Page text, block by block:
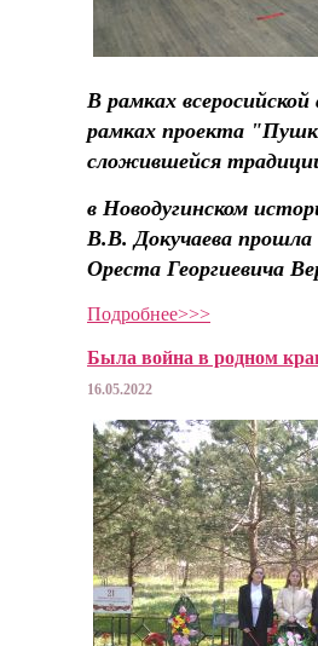
В рамках
рамках проекта
сложившейся
в Новодугинском
В.В. Докучаева
Ореста Георгиевича
Подробнее>>>
Была война в родном
16.05.2022